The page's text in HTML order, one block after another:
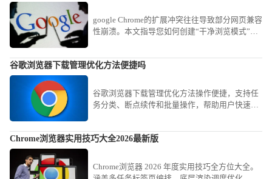
google Chrome的扩展冲突往往导致部分网页兼容
性崩溃。本文指导您如何创建“干净浏览模式”，
谷歌浏览器下载管理优化方法便捷吗
谷歌浏览器下载管理优化方法操作便捷，支持任
务分类、断点续传和批量操作，帮助用户快速管
Chrome浏览器实用技巧大全2026最新版
Chrome浏览器 2026 年度实用技巧全方位大全。